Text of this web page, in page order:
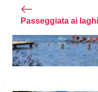
Passeggiata ai